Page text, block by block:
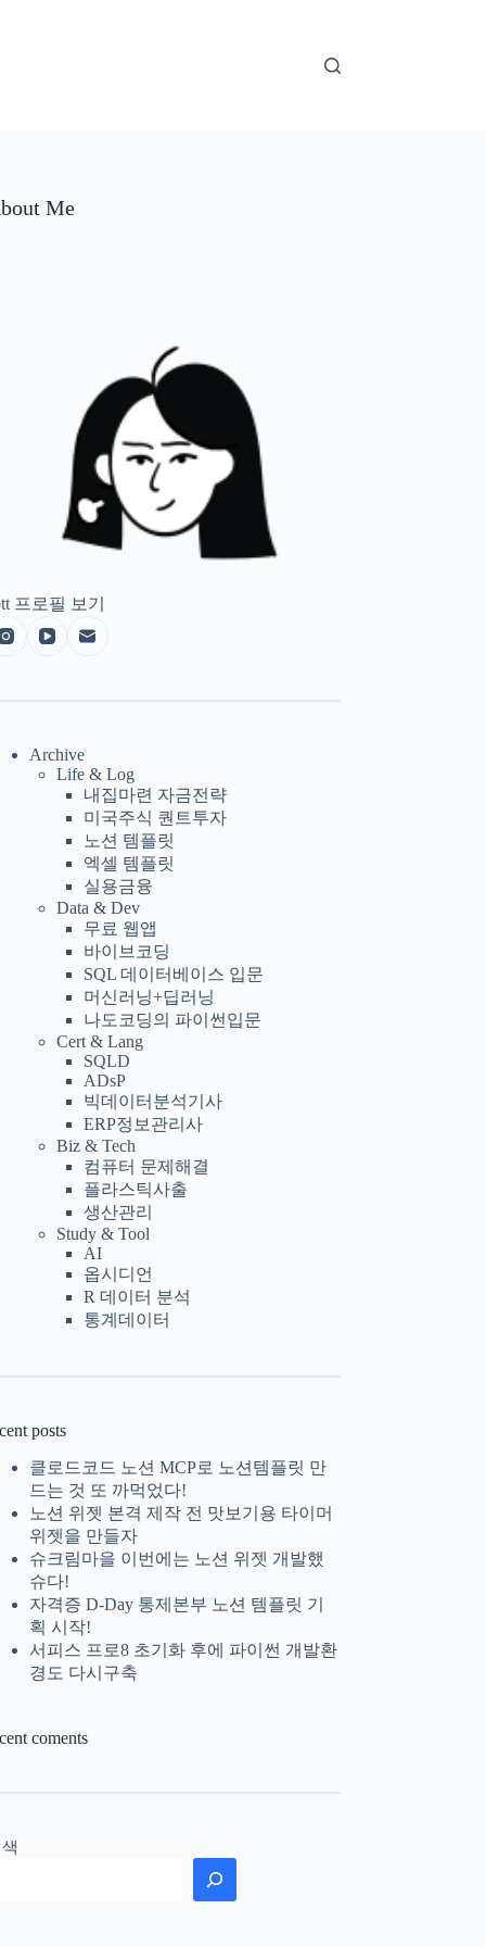
Me
프로필 보기
Archive
Life & Log
내집마련 자금전략
미국주식 퀀트투자
노션 템플릿
엑셀 템플릿
실용금융
Data & Dev
무료 웹앱
바이브코딩
SQL 데이터베이스 입문
머신러닝+딥러닝
나도코딩의 파이썬입문
Cert & Lang
SQLD
ADsP
빅데이터분석기사
ERP정보관리사
Biz & Tech
컴퓨터 문제해결
플라스틱사출
생산관리
Study & Tool
AI
옵시디언
R 데이터 분석
통계데이터
posts
클로드코드 노션 MCP로 노션템플릿 만
드는 것 또 까먹었다!
노션 위젯 본격 제작 전 맛보기용 타이머
위젯을 만들자
슈크림마을 이번에는 노션 위젯 개발했
슈다!
자격증 D-Day 통제본부 노션 템플릿 기
획 시작!
서피스 프로8 초기화 후에 파이썬 개발환
경도 다시구축
coments